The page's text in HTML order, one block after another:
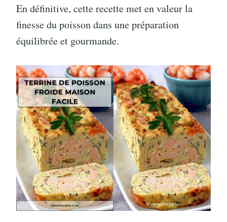
En définitive, cette recette met en valeur la
finesse du poisson dans une préparation
équilibrée et gourmande.